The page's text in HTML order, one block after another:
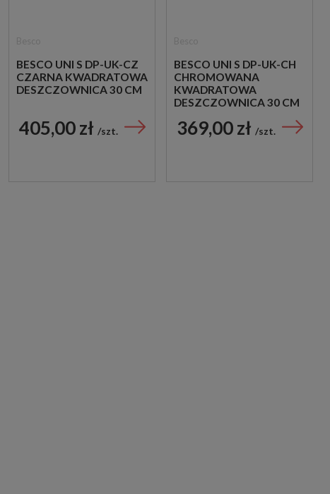
BESCO UNI S DP-UK-CZ
CZARNA KWADRATOWA
DESZCZOWNICA 30 CM
405,00 zł szt.
BESCO UNI S DP-UK-CH
CHROMOWANA
KWADRATOWA
DESZCZOWNICA 30 CM
369,00 zł szt.